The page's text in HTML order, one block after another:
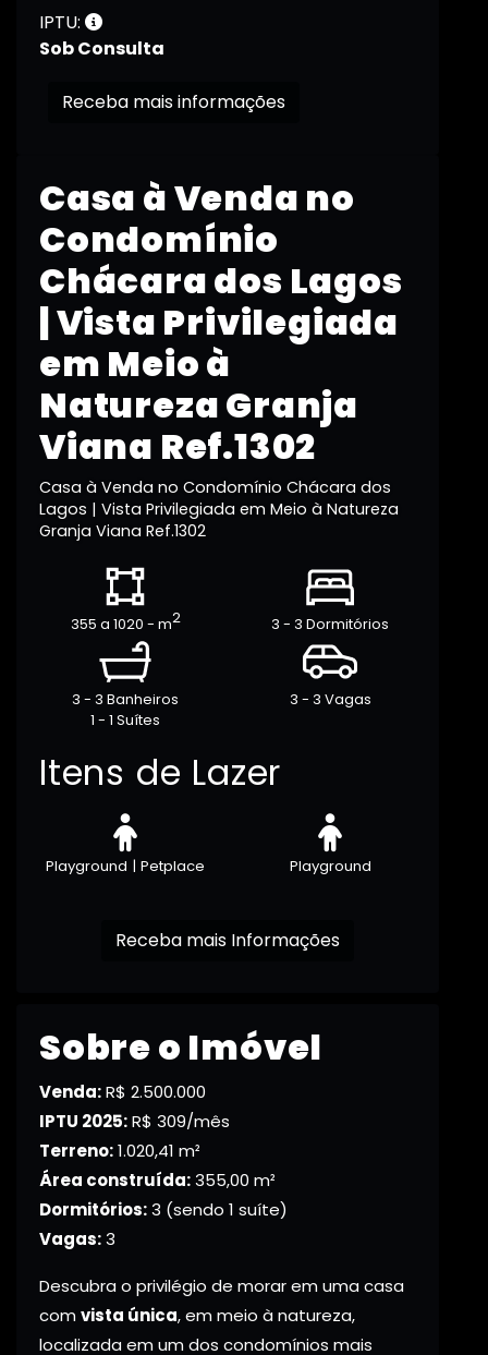
Casa à Venda no
Condomínio
Chácara dos Lagos
| Vista Privilegiada
em Meio à
Natureza Granja
Viana Ref.1302
Casa à Venda no Condomínio Chácara dos
Lagos | Vista Privilegiada em Meio à Natureza
Granja Viana Ref.1302
355 a 1020 - m2 3 - 3 Dormitórios
3 - 3 Banheiros
1 - 1 Suítes
3 - 3 Vagas
Itens de Lazer
Playground | Petplace Playground
Receba mais Informações
Sobre o Imóvel
Venda:R$ 2.500.000
IPTU 2025:R$ 309/mês
Terreno:1.020,41 m²
Área construída:355,00 m²
Dormitórios:3 (sendo 1 suíte)
Vagas:3
Descubra o privilégio de morar em uma casa
com vista única, em meio à natureza,
localizada em um dos condomínios mais
IPTU:
Sob Consulta
Receba mais informações